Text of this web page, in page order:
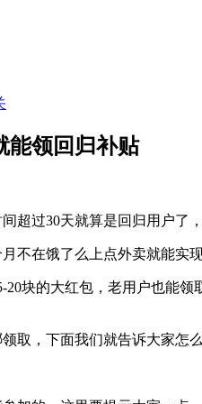
能领回归补贴
超过30天就算是回归用户了
不在饿了么上点外卖就能实
块的大红包，老用户也能
取，下面我们就告诉大家怎